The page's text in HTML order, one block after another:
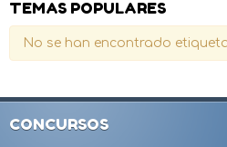
TEMAS POPULARES
No se han encontrado
CONCURSOS